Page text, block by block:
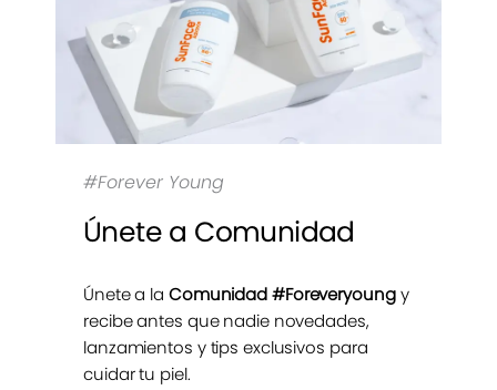
#Forever Young
Únete a Comunidad
Únete a la Comunidad #Foreveryoungy
recibe antes que nadie novedades,
lanzamientos y tips exclusivos para
cuidar tu piel.